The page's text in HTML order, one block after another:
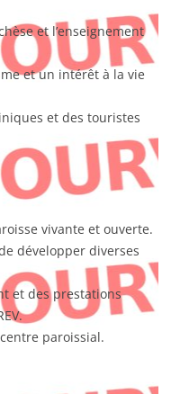
et l’enseignement
et un intérêt à la vie
et des touristes
vivante et ouverte.
développer diverses
et des prestations
paroissial.